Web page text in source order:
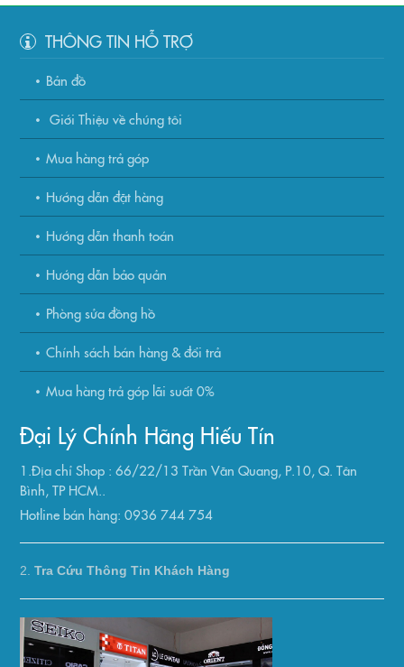
THÔNG TIN HỖ TRỢ
Bản đồ
Giới Thiệu về chúng tôi
Mua hàng trả góp
Hướng dẫn đặt hàng
Hướng dẫn thanh toán
Hướng dẫn bảo quản
Phòng sửa đồng hồ
Chính sách bán hàng & đổi trả
Mua hàng trả góp lãi suất 0%
Đại Lý Chính Hãng Hiếu Tín
1.Địa chỉ Shop : 66/22/13 Trần Văn Quang, P.10, Q. Tân
Bình, TP HCM..
Hotline bán hàng: 0936 744 754
2.Tra Cứu Thông Tin Khách Hàng